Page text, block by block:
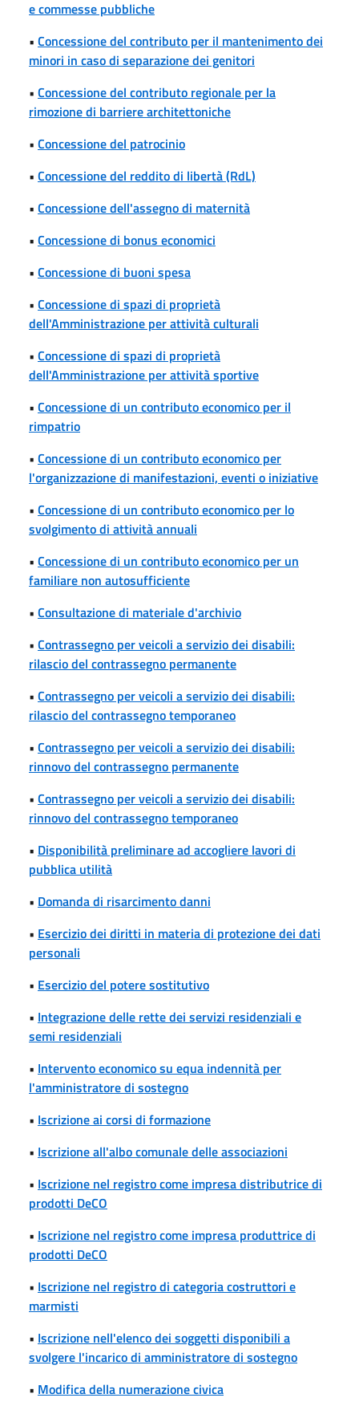
e commesse pubbliche
• Concessione del contributo per il mantenimento dei
minori in caso di separazione dei genitori
• Concessione del contributo regionale per la
rimozione di barriere architettoniche
• Concessione del patrocinio
• Concessione del reddito di libertà (RdL)
• Concessione dell'assegno di maternità
• Concessione di bonus economici
• Concessione di buoni spesa
• Concessione di spazi di proprietà
dell'Amministrazione per attività culturali
• Concessione di spazi di proprietà
dell'Amministrazione per attività sportive
• Concessione di un contributo economico per il
rimpatrio
• Concessione di un contributo economico per
l'organizzazione di manifestazioni, eventi o iniziative
• Concessione di un contributo economico per lo
svolgimento di attività annuali
• Concessione di un contributo economico per un
familiare non autosufficiente
• Consultazione di materiale d'archivio
• Contrassegno per veicoli a servizio dei disabili:
rilascio del contrassegno permanente
• Contrassegno per veicoli a servizio dei disabili:
rilascio del contrassegno temporaneo
• Contrassegno per veicoli a servizio dei disabili:
rinnovo del contrassegno permanente
• Contrassegno per veicoli a servizio dei disabili:
rinnovo del contrassegno temporaneo
• Disponibilità preliminare ad accogliere lavori di
pubblica utilità
• Domanda di risarcimento danni
• Esercizio dei diritti in materia di protezione dei dati
personali
• Esercizio del potere sostitutivo
• Integrazione delle rette dei servizi residenziali e
semi residenziali
• Intervento economico su equa indennità per
l'amministratore di sostegno
• Iscrizione ai corsi di formazione
• Iscrizione all'albo comunale delle associazioni
• Iscrizione nel registro come impresa distributrice di
prodotti DeCO
• Iscrizione nel registro come impresa produttrice di
prodotti DeCO
• Iscrizione nel registro di categoria costruttori e
marmisti
• Iscrizione nell'elenco dei soggetti disponibili a
svolgere l'incarico di amministratore di sostegno
• Modifica della numerazione civica